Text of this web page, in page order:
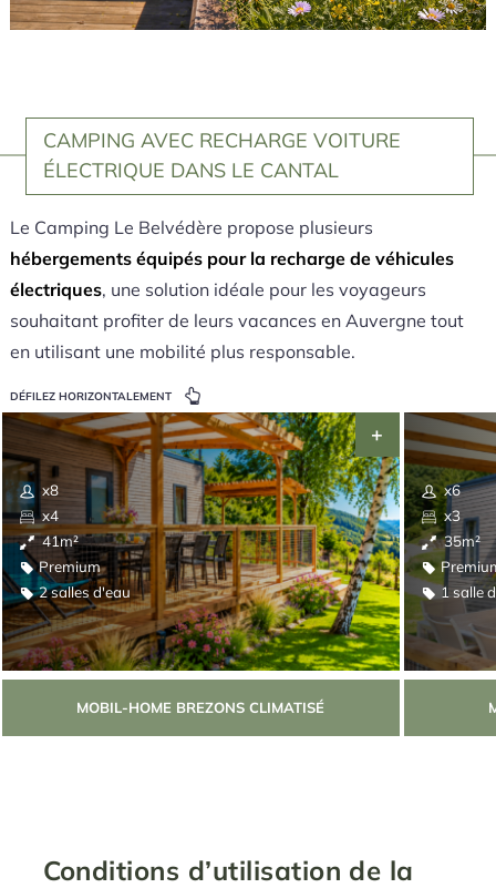
CAMPING AVEC RECHARGE VOITURE
ÉLECTRIQUE DANS LE CANTAL
Le Camping Le Belvédère propose plusieurs
hébergements équipés pour la recharge de véhicules
électriques, une solution idéale pour les voyageurs
souhaitant profiter de leurs vacances en Auvergne tout
en utilisant une mobilité plus responsable.
DÉFILEZ HORIZONTALEMENT
x8
x4
41m²
Premium
2 salles d'eau
MOBIL-HOME BREZONS CLIMATISÉ
x6
x3
35m²
1 salle
Conditions d’utilisation de la